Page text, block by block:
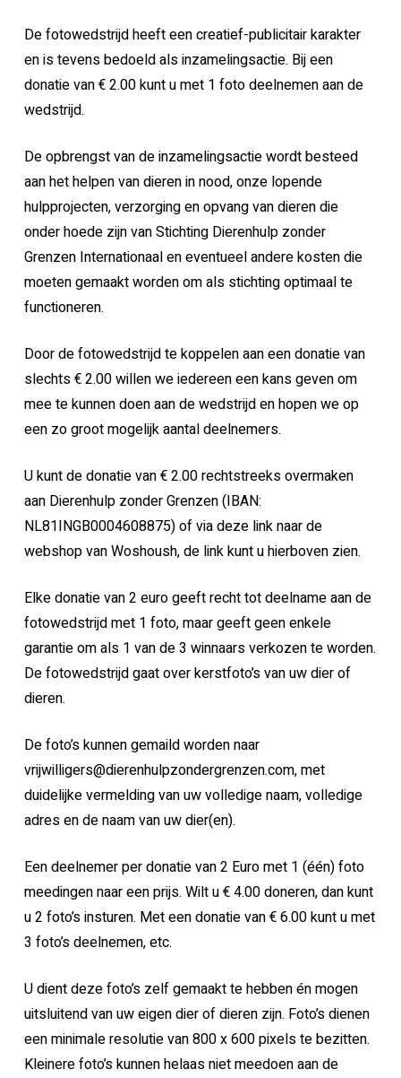
De fotowedstrijd heeft een creatief-publicitair karakter
en is tevens bedoeld als inzamelingsactie. Bij een
donatie van € 2.00 kunt u met 1 foto deelnemen aan de
wedstrijd.
De opbrengst van de inzamelingsactie wordt besteed
aan het helpen van dieren in nood, onze lopende
hulpprojecten, verzorging en opvang van dieren die
onder hoede zijn van Stichting Dierenhulp zonder
Grenzen Internationaal en eventueel andere kosten die
moeten gemaakt worden om als stichting optimaal te
functioneren.
Door de fotowedstrijd te koppelen aan een donatie van
slechts € 2.00 willen we iedereen een kans geven om
mee te kunnen doen aan de wedstrijd en hopen we op
een zo groot mogelijk aantal deelnemers.
U kunt de donatie van € 2.00 rechtstreeks overmaken
aan Dierenhulp zonder Grenzen (IBAN:
NL81INGB0004608875) of via deze link naar de
webshop van Woshoush, de link kunt u hierboven zien.
Elke donatie van 2 euro geeft recht tot deelname aan de
fotowedstrijd met 1 foto, maar geeft geen enkele
garantie om als 1 van de 3 winnaars verkozen te worden.
De fotowedstrijd gaat over kerstfoto’s van uw dier of
dieren.
De foto’s kunnen gemaild worden naar
vrijwilligers@dierenhulpzondergrenzen.com, met
duidelijke vermelding van uw volledige naam, volledige
adres en de naam van uw dier(en).
Een deelnemer per donatie van 2 Euro met 1 (één) foto
meedingen naar een prijs. Wilt u € 4.00 doneren, dan kunt
u 2 foto’s insturen. Met een donatie van € 6.00 kunt u met
3 foto’s deelnemen, etc.
U dient deze foto’s zelf gemaakt te hebben én mogen
uitsluitend van uw eigen dier of dieren zijn. Foto’s dienen
een minimale resolutie van 800 x 600 pixels te bezitten.
Kleinere foto’s kunnen helaas niet meedoen aan de